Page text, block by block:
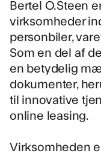
Bertel O.Steen
virksomheder
personbiler,
Som en del af
en betydelig
dokumenter,
til innovative
online leasing.
Virksomheden